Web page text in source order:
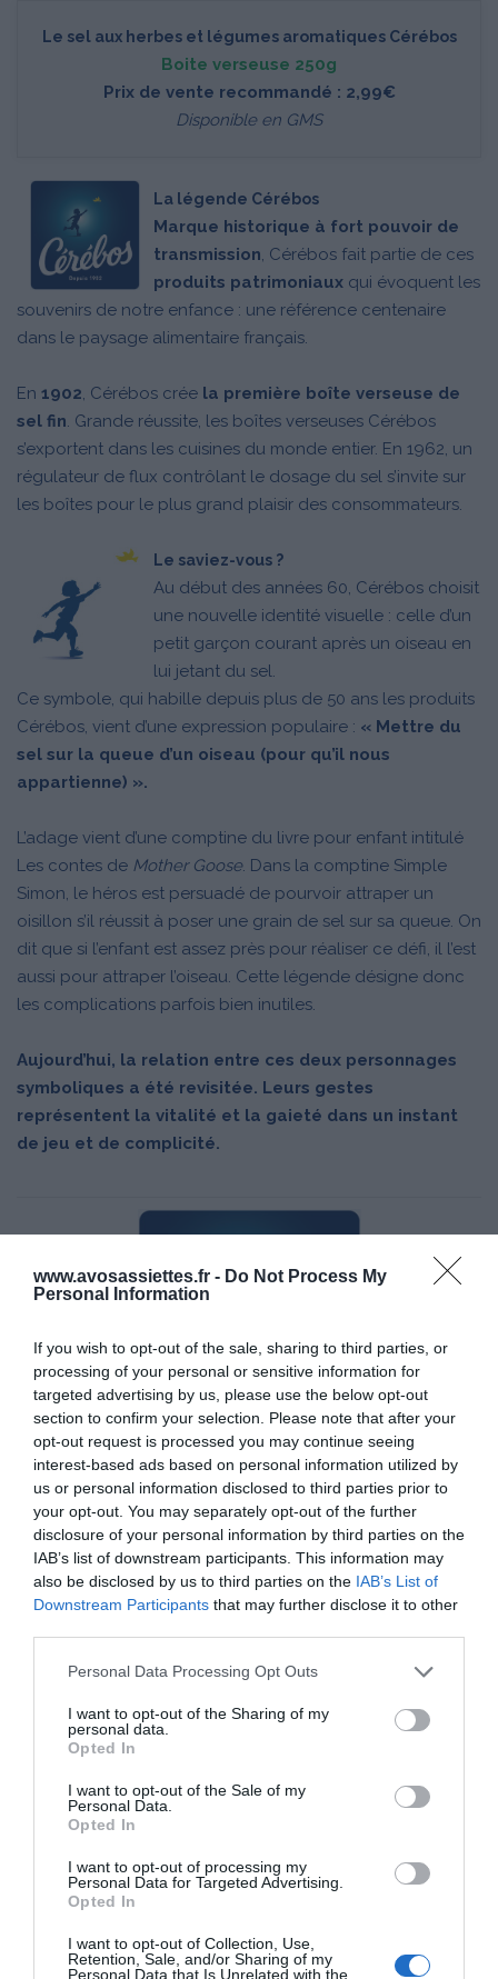
www.avosassiettes.fr - Do Not Process My
Personal Information
If you wish to opt-out of the sale, sharing to third parties, or
processing of your personal or sensitive information for
targeted advertising by us, please use the below opt-out
section to confirm your selection. Please note that after your
opt-out request is processed you may continue seeing
interest-based ads based on personal information utilized by
us or personal information disclosed to third parties prior to
your opt-out. You may separately opt-out of the further
disclosure of your personal information by third parties on the
IAB’s list of downstream participants. This information may
also be disclosed by us to third parties on the IAB’s List of
Downstream Participants that may further disclose it to other
Please note that this website/app uses one or more Google
not limited to your visit or usage behaviour. You may click to
grant or deny consent to Google and its third-party tags to
use your data for below specified purposes in below Google
consent section.
Personal Data Processing Opt Outs
I want to opt-out of the Sharing of my
personal data.
Opted In
I want to opt-out of the Sale of my
Personal Data.
Opted In
I want to opt-out of processing my
Personal Data for Targeted Advertising.
Opted In
I want to opt-out of Collection, Use,
Retention, Sale, and/or Sharing of my
Personal Data that Is Unrelated with the
Le sel aux herbes et légumes aromatiques Cérébos
Boite verseuse 250g
Prix de vente recommandé : 2,99€
Disponible en GMS
La légende Cérébos
Marque historique à fort pouvoir de
transmission, Cérébos fait partie de ces
produits patrimoniaux qui évoquent les
souvenirs de notre enfance : une référence centenaire
dans le paysage alimentaire français.
En 1902, Cérébos crée la première boîte verseuse de
sel fin. Grande réussite, les boîtes verseuses Cérébos
s’exportent dans les cuisines du monde entier. En 1962, un
régulateur de flux contrôlant le dosage du sel s’invite sur
les boîtes pour le plus grand plaisir des consommateurs.
Le saviez-vous ?
Au début des années 60, Cérébos choisit
une nouvelle identité visuelle : celle d’un
petit garçon courant après un oiseau en
lui jetant du sel.
Ce symbole, qui habille depuis plus de 50 ans les produits
Cérébos, vient d’une expression populaire : « Mettre du
sel sur la queue d’un oiseau (pour qu’il nous
appartienne) ».
L’adage vient d’une comptine du livre pour enfant intitulé
Les contes de Mother Goose. Dans la comptine Simple
Simon, le héros est persuadé de pourvoir attraper un
oisillon s’il réussit à poser une grain de sel sur sa queue. On
dit que si l’enfant est assez près pour réaliser ce défi, il l’est
aussi pour attraper l’oiseau. Cette légende désigne donc
les complications parfois bien inutiles.
Aujourd’hui, la relation entre ces deux personnages
symboliques a été revisitée. Leurs gestes
représentent la vitalité et la gaieté dans un instant
de jeu et de complicité.
Découvrez Cérébos sur www.cerebos.fr
© Copyright & Crédits Photos : © Cérébos | Tous droits de
reproduction réservés
Pinterest Partager par Email
ÇA PEUT AUSSI VOUS INTÉRESSER